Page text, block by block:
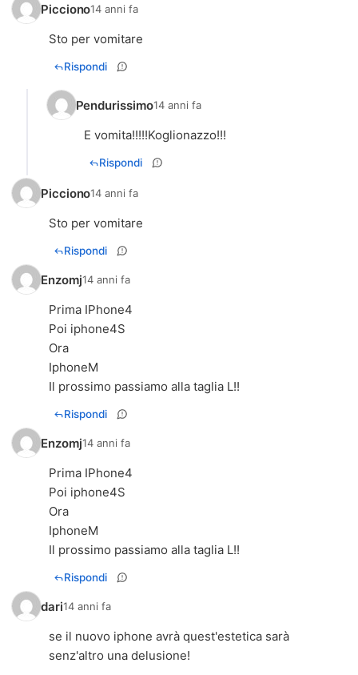
Picciono14 anni fa
Sto per vomitare
Rispondi
Pendurissimo14 anni fa
E vomita!!!!!Koglionazzo!!!
Rispondi
Picciono14 anni fa
Sto per vomitare
Rispondi
Enzomj14 anni fa
Prima IPhone4
Poi iphone4S
Ora
IphoneM
Il prossimo passiamo alla taglia L!!
Rispondi
Enzomj14 anni fa
Prima IPhone4
Poi iphone4S
Ora
IphoneM
Il prossimo passiamo alla taglia L!!
Rispondi
dari14 anni fa
se il nuovo iphone avrà quest'estetica sarà
senz'altro una delusione!